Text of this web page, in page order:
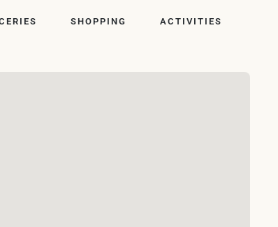
SHOPPING ACTIVITIES